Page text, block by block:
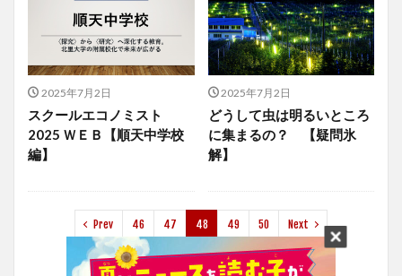
2025年7月2日
スクールエコノミスト
2025 ＷＥＢ【順天中学校
編】
2025年7月2日
どうして虫は明るいところ
に集まるの？ 【疑問氷
解】
Prev 46 47 48 49 50 Next